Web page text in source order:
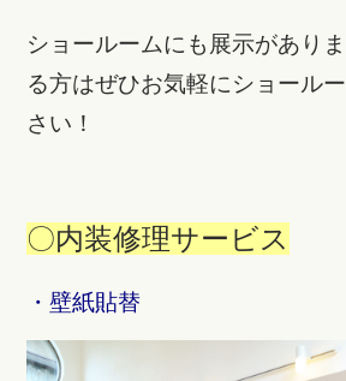
ショールームにも展示があり
る方はぜひお気軽にショール
さい！
〇内装修理サービス
・壁紙貼替